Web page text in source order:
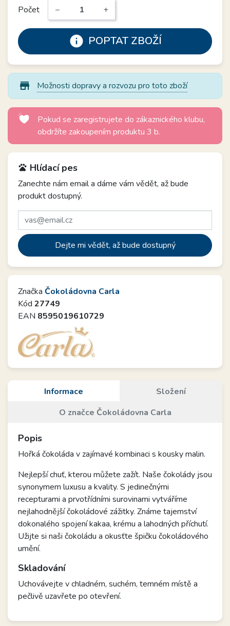
Počet − +
info POPTAT ZBOŽÍ
store_mall_directory Možnosti dopravy a rozvozu pro toto zboží
Pokud se zaregistrujete do zákaznického klubu,
obdržíte zakoupením produktu 3 b.
pets Hlídací pes
Zanechte nám email a dáme vám vědět, až bude
produkt dostupný.
Dejte mi vědět, až bude dostupný
Značka Čokoládovna Carla
Kód 27749
EAN 8595019610729
Informace
Složení
O značce Čokoládovna Carla
Popis
Hořká čokoláda v zajímavé kombinaci s kousky malin.
Nejlepší chuť, kterou můžete zažít. Naše čokolády jsou
synonymem luxusu a kvality. S jedinečnými
recepturami a prvotřídními surovinami vytváříme
nejlahodnější čokoládové zážitky. Známe tajemství
dokonalého spojení kakaa, krému a lahodných příchutí.
Užijte si naši čokoládu a okusťte špičku čokoládového
umění.
Skladování
Uchovávejte v chladném, suchém, temném místě a
pečlivě uzavřete po otevření.